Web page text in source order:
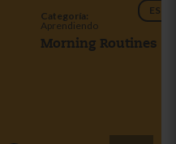
Categoría:
Aprendiendo
ES
Morning Routines